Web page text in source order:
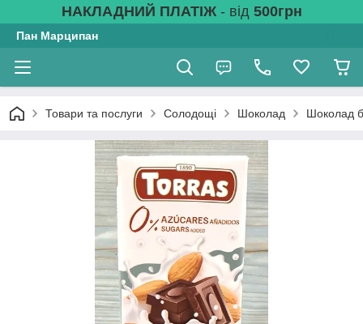
НАКЛАДНИЙ ПЛАТІЖ- від 500грн
Пан Марципан
Товари та послуги Солодощі Шоколад Шоколад